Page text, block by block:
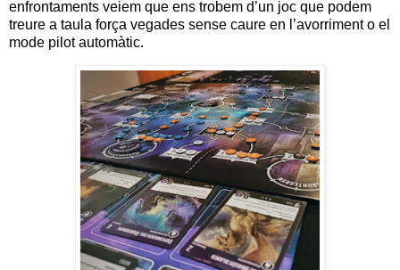
enfrontaments veiem que ens trobem d’un joc que podem
treure a taula força vegades sense caure en l’avorriment o el
mode pilot automàtic.